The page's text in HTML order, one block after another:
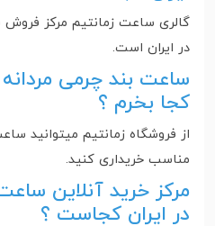
گالری ساعت زمانتیم مرکز فروش
در ایران است‌.
ساعت بند چرمی
کجا بخرم ؟
از فروشگاه زمانتیم میتوانید
مناسب خریداری کنید.
مرکز خرید آنلاین
در ایران کجاست ؟